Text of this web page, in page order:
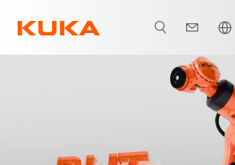
ภาษาไทย / Thai